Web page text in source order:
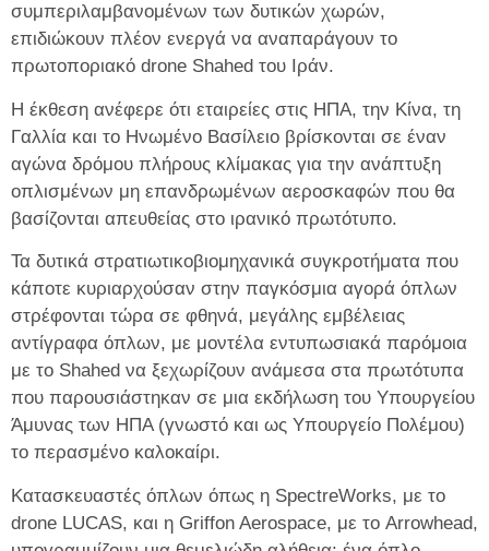
συμπεριλαμβανομένων των δυτικών χωρών,
επιδιώκουν πλέον ενεργά να αναπαράγουν το
πρωτοποριακό drone Shahed του Ιράν.
Η έκθεση ανέφερε ότι εταιρείες στις ΗΠΑ, την Κίνα, τη
Γαλλία και το Ηνωμένο Βασίλειο βρίσκονται σε έναν
αγώνα δρόμου πλήρους κλίμακας για την ανάπτυξη
οπλισμένων μη επανδρωμένων αεροσκαφών που θα
βασίζονται απευθείας στο ιρανικό πρωτότυπο.
Τα δυτικά στρατιωτικοβιομηχανικά συγκροτήματα που
κάποτε κυριαρχούσαν στην παγκόσμια αγορά όπλων
στρέφονται τώρα σε φθηνά, μεγάλης εμβέλειας
αντίγραφα όπλων, με μοντέλα εντυπωσιακά παρόμοια
με το Shahed να ξεχωρίζουν ανάμεσα στα πρωτότυπα
που παρουσιάστηκαν σε μια εκδήλωση του Υπουργείου
Άμυνας των ΗΠΑ (γνωστό και ως Υπουργείο Πολέμου)
το περασμένο καλοκαίρι.
Κατασκευαστές όπλων όπως η SpectreWorks, με το
drone LUCAS, και η Griffon Aerospace, με το Arrowhead,